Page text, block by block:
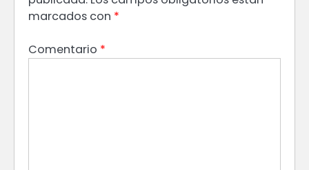
marcados con *
Comentario *